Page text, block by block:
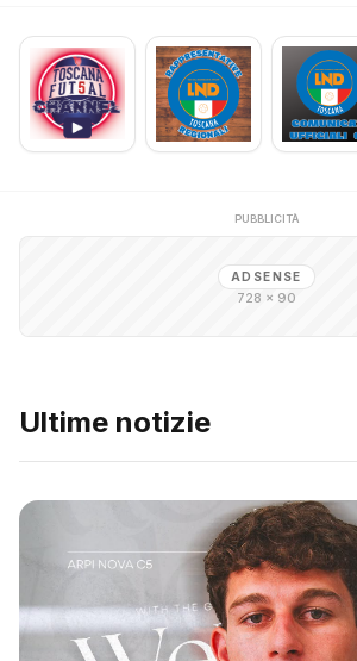
PUBBLICITÀ
ADSENSE
728 × 90
Ultime notizie